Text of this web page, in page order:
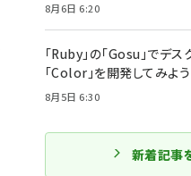
8月6日 6:20
「Ruby」の「Gosu」でデ
「Color」を開発してみよう
8月5日 6:30
新着記事